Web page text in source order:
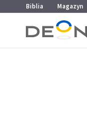
Przejdź do menu głównego
Przejdź do treści
Biblia Magazyn